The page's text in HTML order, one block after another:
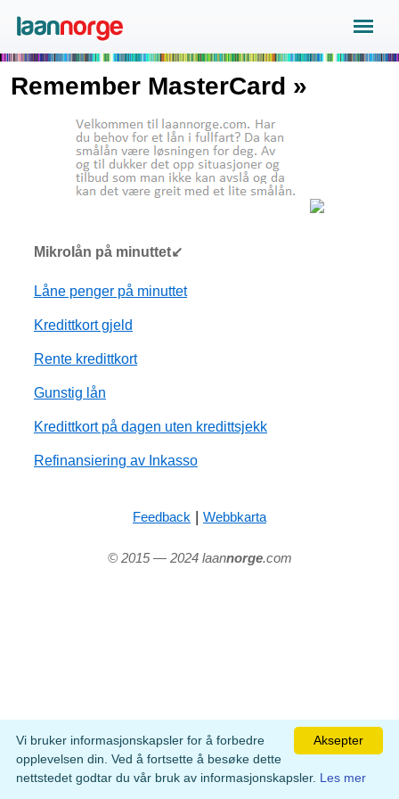
Remember MasterCard »
Mikrolån på minuttet↙
Låne penger på minuttet
Kredittkort gjeld
Rente kredittkort
Gunstig lån
Kredittkort på dagen uten kredittsjekk
Refinansiering av Inkasso
Feedback | Webbkarta
© 2015 — 2024 laannorge.com
Aksepter
Vi bruker informasjonskapsler for å forbedre
opplevelsen din. Ved å fortsette å besøke dette
nettstedet godtar du vår bruk av informasjonskapsler. Les mer